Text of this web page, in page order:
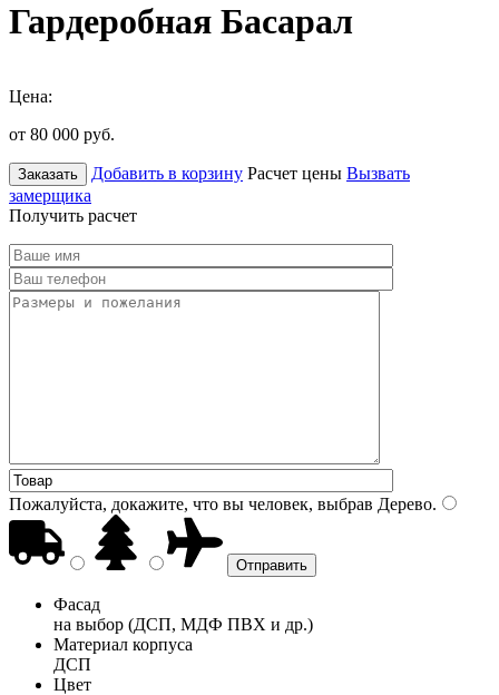
Гардеробная Басарал
Цена:
от 80 000 руб.
Заказать Добавить в корзину Расчет цены Вызвать
замерщика
Получить расчет
Пожалуйста, докажите, что вы человек, выбрав Дерево.
Фасад
на выбор (ДСП, МДФ ПВХ и др.)
Материал корпуса
ДСП
Цвет